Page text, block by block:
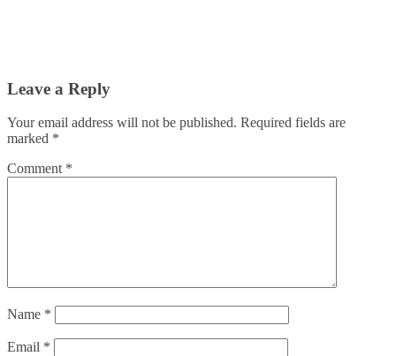
Leave a Reply
Your email address will not be published. Required fields are
marked *
Comment *
Name *
Email *